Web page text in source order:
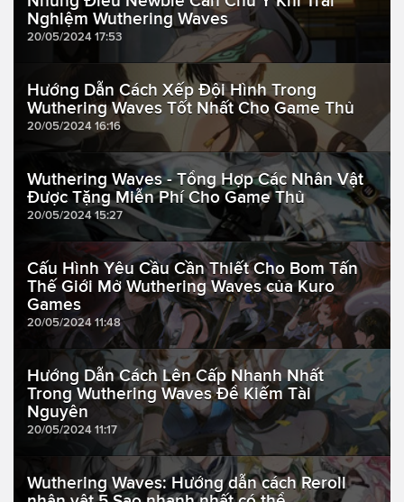
Nghiệm Wuthering Waves
20/05/2024 17:53
Hướng Dẫn Cách Xếp Đội Hình Trong
Wuthering Waves Tốt Nhất Cho Game Thủ
20/05/2024 16:16
Wuthering Waves - Tổng Hợp Các Nhân Vật
Được Tặng Miễn Phí Cho Game Thủ
20/05/2024 15:27
Cấu Hình Yêu Cầu Cần Thiết Cho Bom Tấn
Thế Giới Mở Wuthering Waves của Kuro
Games
20/05/2024 11:48
Hướng Dẫn Cách Lên Cấp Nhanh Nhất
Trong Wuthering Waves Để Kiếm Tài
Nguyên
20/05/2024 11:17
Wuthering Waves: Hướng dẫn cách Reroll